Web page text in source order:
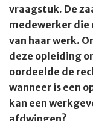
vraagstuk. De
medewerker die
van haar werk.
deze opleiding
oordeelde de
wanneer is een
kan een
afdwingen?